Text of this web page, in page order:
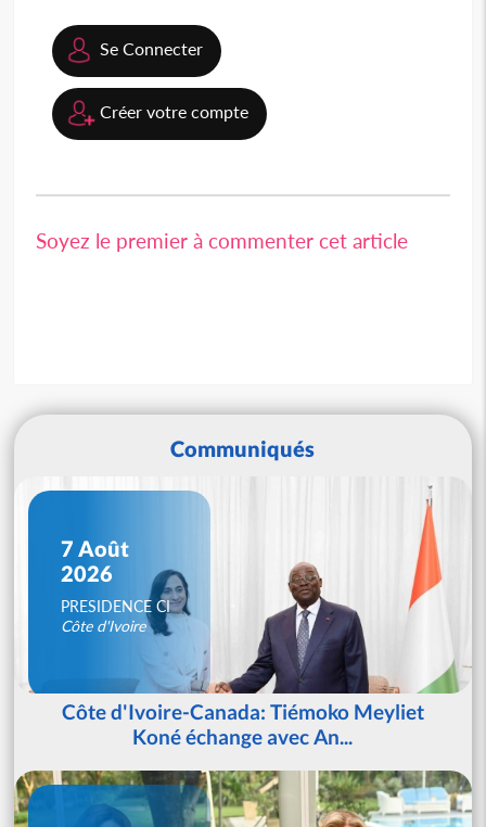
Se Connecter
Créer votre compte
Soyez le premier à commenter cet article
Communiqués
7 Août
2026
PRESIDENCE CI
Côte d'Ivoire
Côte d'Ivoire-Canada: Tiémoko Meyliet
Koné échange avec An...